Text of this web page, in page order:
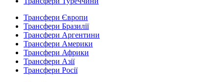
Трансфери Європи
Трансфери Бразилії
Трансфери Аргентини
Трансфери Америки
Трансфери Африки
Трансфери Азії
Трансфери Росії